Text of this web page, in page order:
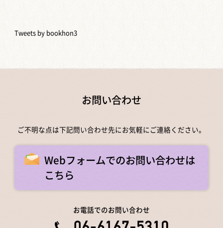
Tweets by bookhon3
お問い合わせ
ご不明な点は下記問い合わせ先にお気軽にご連絡ください。
Webフォームでのお問い合わせは
こちら
お電話でのお問い合わせ